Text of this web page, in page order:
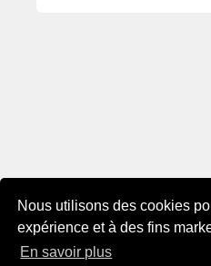
Nous utilisons des cookies
expérience et à des fins
En savoir plus